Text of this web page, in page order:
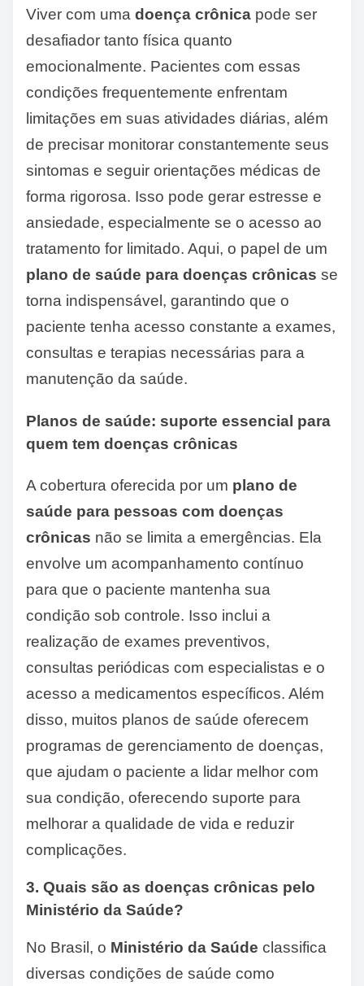
Viver com uma doença crônica pode ser
desafiador tanto física quanto
emocionalmente. Pacientes com essas
condições frequentemente enfrentam
limitações em suas atividades diárias, além
de precisar monitorar constantemente seus
sintomas e seguir orientações médicas de
forma rigorosa. Isso pode gerar estresse e
ansiedade, especialmente se o acesso ao
tratamento for limitado. Aqui, o papel de um
plano de saúde para doenças crônicas se
torna indispensável, garantindo que o
paciente tenha acesso constante a exames,
consultas e terapias necessárias para a
manutenção da saúde.
Planos de saúde: suporte essencial para
quem tem doenças crônicas
A cobertura oferecida por um plano de
saúde para pessoas com doenças
crônicas não se limita a emergências. Ela
envolve um acompanhamento contínuo
para que o paciente mantenha sua
condição sob controle. Isso inclui a
realização de exames preventivos,
consultas periódicas com especialistas e o
acesso a medicamentos específicos. Além
disso, muitos planos de saúde oferecem
programas de gerenciamento de doenças,
que ajudam o paciente a lidar melhor com
sua condição, oferecendo suporte para
melhorar a qualidade de vida e reduzir
complicações.
3. Quais são as doenças crônicas pelo
Ministério da Saúde?
No Brasil, o Ministério da Saúde classifica
diversas condições de saúde como